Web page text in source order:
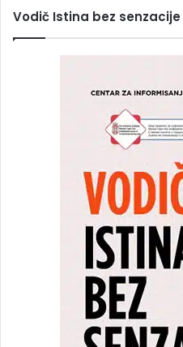
Vodič Istina bez senzacije